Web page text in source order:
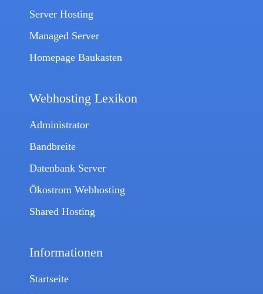
Server Hosting
Managed Server
Homepage Baukasten
Webhosting Lexikon
Administrator
Bandbreite
Datenbank Server
Ökostrom Webhosting
Shared Hosting
Informationen
Startseite